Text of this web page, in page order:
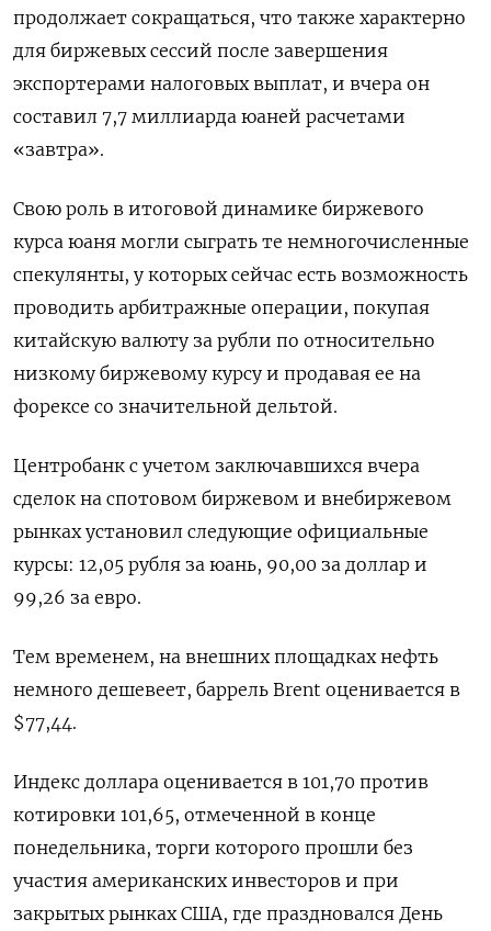
продолжает сокращаться, что также характерно
для биржевых сессий после завершения
экспортерами налоговых выплат, и вчера он
составил 7,7 миллиарда юаней расчетами
«завтра».
Свою роль в итоговой динамике биржевого
курса юаня могли сыграть те немногочисленные
спекулянты, у которых сейчас есть возможность
проводить арбитражные операции, покупая
китайскую валюту за рубли по относительно
низкому биржевому курсу и продавая ее на
форексе со значительной дельтой.
Центробанк с учетом заключавшихся вчера
сделок на спотовом биржевом и внебиржевом
рынках установил следующие официальные
курсы: 12,05 рубля за юань, 90,00 за доллар и
99,26 за евро.
Тем временем, на внешних площадках нефть
немного дешевеет, баррель Brent оценивается в
$77,44.
Индекс доллара оценивается в 101,70 против
котировки 101,65, отмеченной в конце
понедельника, торги которого прошли без
участия американских инвесторов и при
закрытых рынках США, где праздновался День